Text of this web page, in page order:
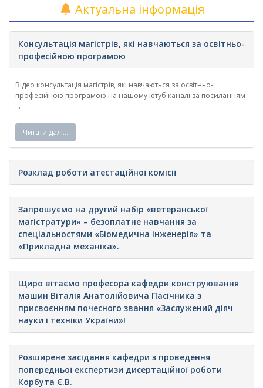
Актуальна інформація
Консультація магістрів, які навчаються за освітньо-
професійною програмою
Відео консультація магістрів, які навчаються за освітньо-
професійною програмою на нашому ютуб каналі за посиланням
...
Читати далі…
Розклад роботи атестаційної комісії
Запрошуємо на другий набір «ветеранської
магістратури» – безоплатне навчання за
спеціальностями «Біомедична інженерія» та
«Прикладна механіка».
Щиро вітаємо професора кафедри конструювання
машин Віталія Анатолійовича Пасічника з
присвоєнням почесного звання «Заслужений діяч
науки і техніки України»!
Розширене засідання кафедри з проведення
попередньої експертизи дисертаційної роботи
Корбута Є.В.